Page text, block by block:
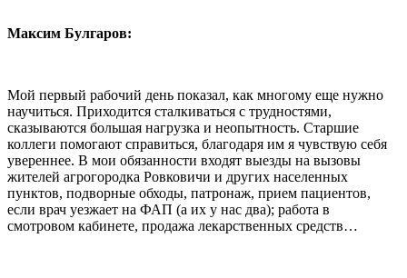
Максим Булгаров:
Мой первый рабочий день показал, как многому еще нужно
научиться. Приходится сталкиваться с трудностями,
сказываются большая нагрузка и неопытность. Старшие
коллеги помогают справиться, благодаря им я чувствую себя
увереннее. В мои обязанности входят выезды на вызовы
жителей агрогородка Ровковичи и других населенных
пунктов, подворные обходы, патронаж, прием пациентов,
если врач уезжает на ФАП (а их у нас два); работа в
смотровом кабинете, продажа лекарственных средств…